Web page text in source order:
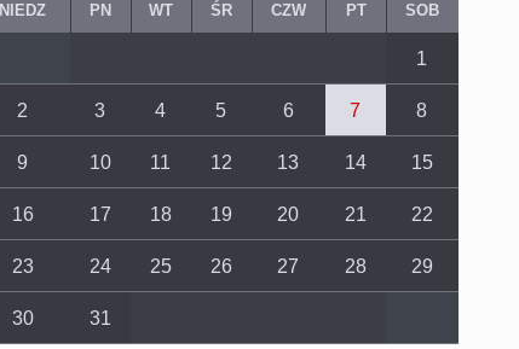
NIEDZ PN WT ŚR CZW PT SOB
1
2 3 4 5 6 7 8
9 10 11 12 13 14 15
16 17 18 19 20 21 22
23 24 25 26 27 28 29
30 31